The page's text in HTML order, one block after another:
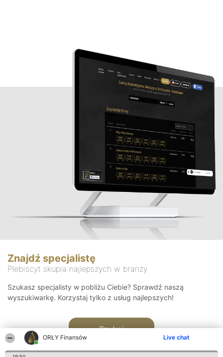
ORŁY Finansów Live chat
Znajdź specjalistę
Plebiscyt skupia najlepszych w branży
Szukasz specjalisty w pobliżu Ciebie? Sprawdź naszą
wyszukiwarkę. Korzystaj tylko z usług najlepszych!
Szukaj